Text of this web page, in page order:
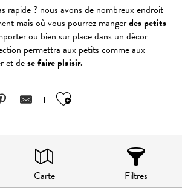
rapide ? nous avons de nombreux endroit
mais où vous pourrez mangerdes petits
ou bien sur place dans un décor
permettra aux petits comme aux
et dese faire plaisir.
Ajouter aux
Carte Filtres